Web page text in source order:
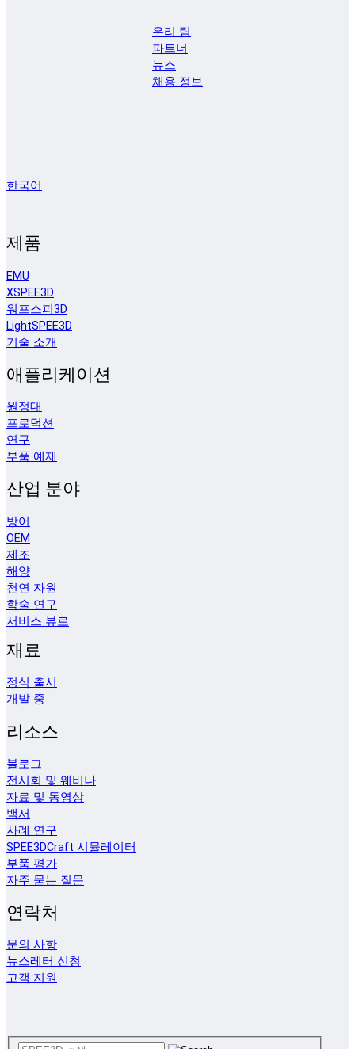
우리 팀
파트너
뉴스
채용 정보
한국어
제품
EMU
XSPEE3D
워프스피3D
LightSPEE3D
기술 소개
애플리케이션
원정대
프로덕션
연구
부품 예제
산업 분야
방어
OEM
제조
해양
천연 자원
학술 연구
서비스 뷰로
재료
정식 출시
개발 중
리소스
블로그
전시회 및 웨비나
자료 및 동영상
백서
사례 연구
SPEE3DCraft 시뮬레이터
부품 평가
자주 묻는 질문
연락처
문의 사항
뉴스레터 신청
고객 지원